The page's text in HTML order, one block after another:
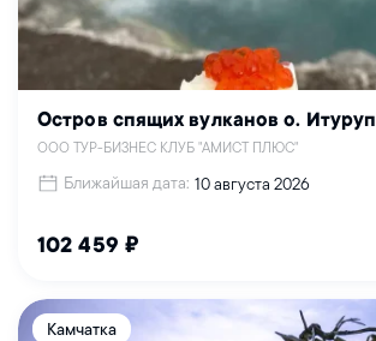
Остров спящих вулканов о. Итуруп
ООО ТУР-БИЗНЕС КЛУБ "АМИСТ ПЛЮС"
Ближайшая дата: 10 августа 2026
102 459 ₽
Камчатка